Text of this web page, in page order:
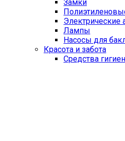
Замки
Электрические
Лампы
Насосы для
Красота и забота
Средства